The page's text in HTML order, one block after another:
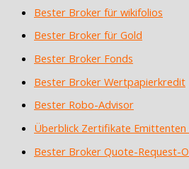
Bester Broker für wikifolios
Bester Broker für Gold
Bester Broker Fonds
Bester Broker Wertpapierkredit
Bester Robo-Advisor
Überblick Zertifikate Emittenten
Bester Broker Quote-Request-